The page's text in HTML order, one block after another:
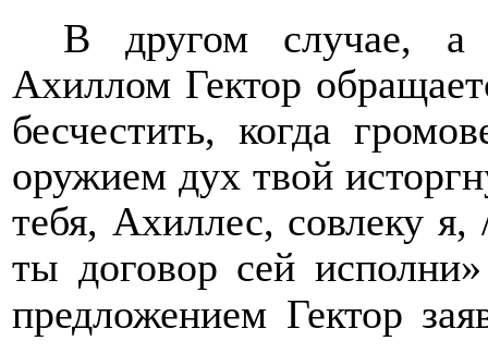
В другом случае, а
Ахиллом Гектор
бесчестить, когда
оружием дух твой
тебя, Ахиллес, совлеку
ты договор сей
предложением Гектор